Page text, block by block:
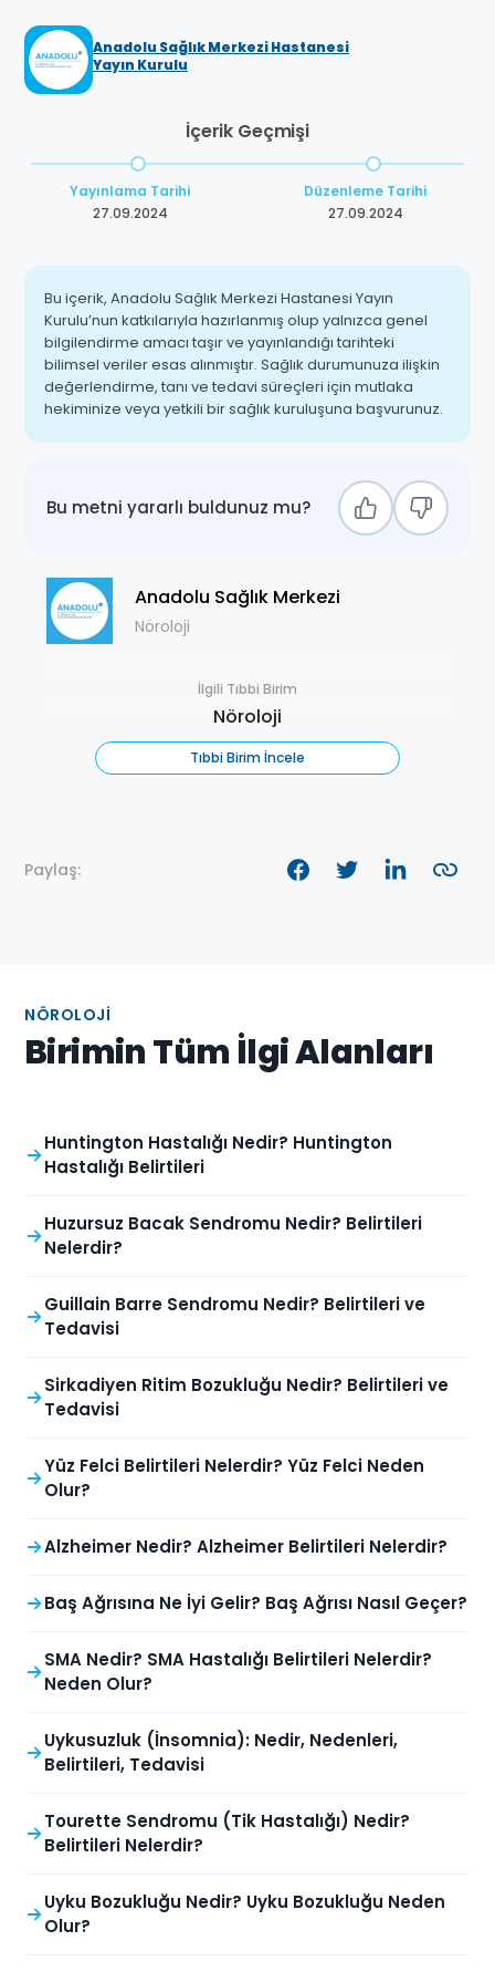
Anadolu Sağlık Merkezi Hastanesi
Yayın Kurulu
İçerik Geçmişi
Yayınlama Tarihi
27.09.2024
Düzenleme Tarihi
27.09.2024
Bu içerik, Anadolu Sağlık Merkezi Hastanesi Yayın
Kurulu’nun katkılarıyla hazırlanmış olup yalnızca genel
bilgilendirme amacı taşır ve yayınlandığı tarihteki
bilimsel veriler esas alınmıştır. Sağlık durumunuza ilişkin
değerlendirme, tanı ve tedavi süreçleri için mutlaka
hekiminize veya yetkili bir sağlık kuruluşuna başvurunuz.
Bu metni yararlı buldunuz mu?
Anadolu Sağlık Merkezi
Nöroloji
İlgili Tıbbi Birim
Nöroloji
Tıbbi Birim İncele
Paylaş:
NÖROLOJI
Birimin Tüm İlgi Alanları
Huntington Hastalığı Nedir? Huntington
Hastalığı Belirtileri
Huzursuz Bacak Sendromu Nedir? Belirtileri
Nelerdir?
Guillain Barre Sendromu Nedir? Belirtileri ve
Tedavisi
Sirkadiyen Ritim Bozukluğu Nedir? Belirtileri ve
Tedavisi
Yüz Felci Belirtileri Nelerdir? Yüz Felci Neden
Olur?
Alzheimer Nedir? Alzheimer Belirtileri Nelerdir?
Baş Ağrısına Ne İyi Gelir? Baş Ağrısı Nasıl Geçer?
SMA Nedir? SMA Hastalığı Belirtileri Nelerdir?
Neden Olur?
Uykusuzluk (İnsomnia): Nedir, Nedenleri,
Belirtileri, Tedavisi
Tourette Sendromu (Tik Hastalığı) Nedir?
Belirtileri Nelerdir?
Uyku Bozukluğu Nedir? Uyku Bozukluğu Neden
Olur?